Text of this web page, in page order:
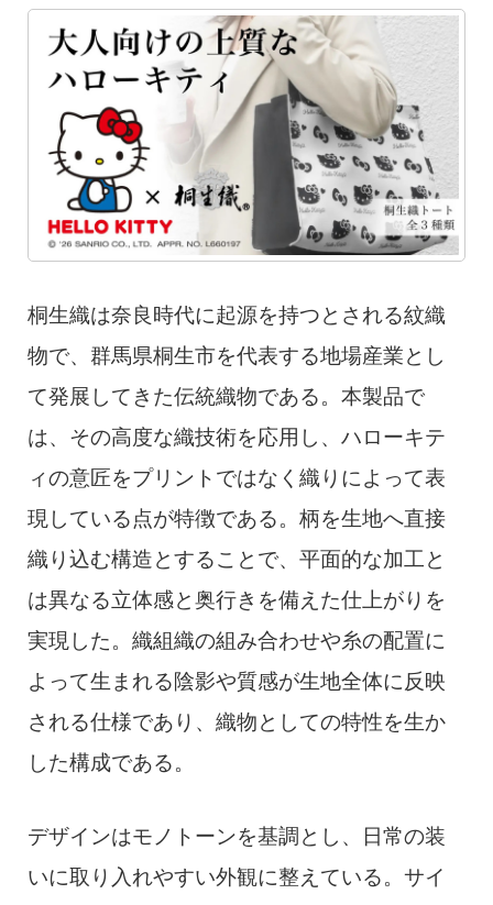
桐生織は奈良時代に起源を持つとされる紋織
物で、群馬県桐生市を代表する地場産業とし
て発展してきた伝統織物である。本製品で
は、その高度な織技術を応用し、ハローキテ
ィの意匠をプリントではなく織りによって表
現している点が特徴である。柄を生地へ直接
織り込む構造とすることで、平面的な加工と
は異なる立体感と奥行きを備えた仕上がりを
実現した。織組織の組み合わせや糸の配置に
よって生まれる陰影や質感が生地全体に反映
される仕様であり、織物としての特性を生か
した構成である。
デザインはモノトーンを基調とし、日常の装
いに取り入れやすい外観に整えている。サイ